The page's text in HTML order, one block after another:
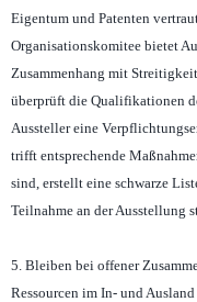
Eigentum und Patenten
Organisationskomitee bietet
Zusammenhang mit
überprüft die Qualifikationen
Aussteller eine
trifft entsprechende
sind, erstellt eine schwarze
Teilnahme an der Ausstellung
5. Bleiben bei offener
Ressourcen im In- und Ausland